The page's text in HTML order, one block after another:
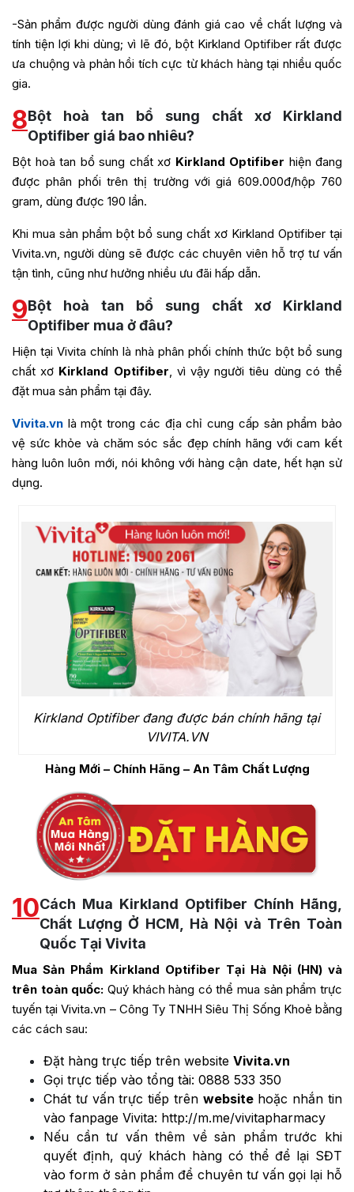
-Sản phẩm được người dùng đánh giá cao về chất lượng và
tính tiện lợi khi dùng; vì lẽ đó, bột Kirkland Optifiber rất được
ưa chuộng và phản hồi tích cực từ khách hàng tại nhiều quốc
gia.
8Bột hoà tan bổ sung chất xơ Kirkland
Optifiber giá bao nhiêu?
Bột hoà tan bổ sung chất xơ Kirkland Optifiber hiện đang
được phân phối trên thị trường với giá 609.000đ/hộp 760
gram, dùng được 190 lần.
Khi mua sản phẩm bột bổ sung chất xơ Kirkland Optifiber tại
Vivita.vn, người dùng sẽ được các chuyên viên hỗ trợ tư vấn
tận tình, cũng như hưởng nhiều ưu đãi hấp dẫn.
9Bột hoà tan bổ sung chất xơ Kirkland
Optifiber mua ở đâu?
Hiện tại Vivita chính là nhà phân phối chính thức bột bổ sung
chất xơ Kirkland Optifiber , vì vậy người tiêu dùng có thể
đặt mua sản phẩm tại đây.
Vivita.vn là một trong các địa chỉ cung cấp sản phẩm bảo
vệ sức khỏe và chăm sóc sắc đẹp chính hãng với cam kết
hàng luôn luôn mới, nói không với hàng cận date, hết hạn sử
dụng.
Kirkland Optifiber đang được bán chính hãng tại
VIVITA.VN
Hàng Mới – Chính Hãng – An Tâm Chất Lượng
10Cách Mua Kirkland Optifiber Chính Hãng,
Chất Lượng Ở HCM, Hà Nội và Trên Toàn
Quốc Tại Vivita
Mua Sản Phẩm Kirkland Optifiber Tại Hà Nội (HN) và
trên toàn quốc: Quý khách hàng có thể mua sản phẩm trực
tuyến tại Vivita.vn – Công Ty TNHH Siêu Thị Sống Khoẻ bằng
các cách sau:
Đặt hàng trực tiếp trên website Vivita.vn
Gọi trực tiếp vào tổng tài: 0888 533 350
Chát tư vấn trực tiếp trên websitehoặc nhắn tin
vào fanpage Vivita: http://m.me/vivitapharmacy
Nếu cần tư vấn thêm về sản phẩm trước khi
quyết định, quý khách hàng có thể để lại SĐT
vào form ở sản phẩm để chuyên tư vấn gọi lại hỗ